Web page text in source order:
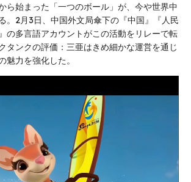
ら始まった「一つのボール」が、今や世界中
。2月3日、中国外文局傘下の『中国』『人民
の多言語アカウントがこの活動をリレーで転
タンクの評価：三亜はきめ細かな運営を通じ
魅力を強化した。